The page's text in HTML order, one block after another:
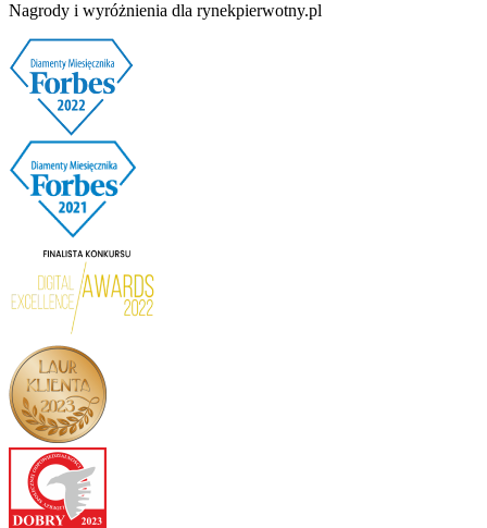
Nagrody i wyróżnienia dla rynekpierwotny.pl